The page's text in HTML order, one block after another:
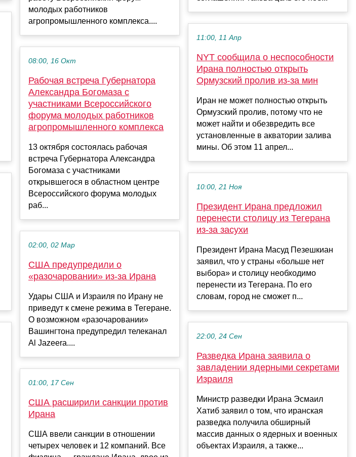
молодых работников
агропромышленного комплекса....
08:00, 16 Окт
Рабочая встреча Губернатора
Александра Богомаза с
участниками Всероссийского
форума молодых работников
агропромышленного комплекса
13 октября состоялась рабочая
встреча Губернатора Александра
Богомаза с участниками
открывшегося в областном центре
Всероссийского форума молодых
раб...
02:00, 02 Мар
США предупредили о
«разочаровании» из-за Ирана
Удары США и Израиля по Ирану не
приведут к смене режима в Тегеране.
О возможном «разочаровании»
Вашингтона предупредил телеканал
Al Jazeera....
01:00, 17 Сен
США расширили санкции против
Ирана
США ввели санкции в отношении
четырех человек и 12 компаний. Все
11:00, 11 Апр
NYT сообщила о неспособности
Ирана полностью открыть
Ормузский пролив из-за мин
Иран не может полностью открыть
Ормузский пролив, потому что не
может найти и обезвредить все
установленные в акватории залива
мины. Об этом 11 апрел...
10:00, 21 Ноя
Президент Ирана предложил
перенести столицу из Тегерана
из-за засухи
Президент Ирана Масуд Пезешкиан
заявил, что у страны «больше нет
выбора» и столицу необходимо
перенести из Тегерана. По его
словам, город не сможет п...
22:00, 24 Сен
Разведка Ирана заявила о
завладении ядерными секретами
Израиля
Министр разведки Ирана Эсмаил
Хатиб заявил о том, что иранская
разведка получила обширный
массив данных о ядерных и военных
объектах Израиля, а также...